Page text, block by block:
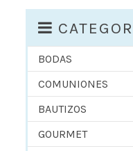
BODAS
COMUNIONES
BAUTIZOS
GOURMET